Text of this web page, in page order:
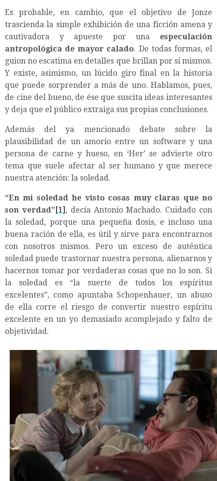
Es probable, en cambio, que el objetivo de Jonze
trascienda la simple exhibición de una ficción amena y
cautivadora y apueste por una especulación
antropológica de mayor calado. De todas formas, el
guion no escatima en detalles que brillan por sí mismos.
Y existe, asimismo, un lúcido giro final en la historia
que puede sorprender a más de uno. Hablamos, pues,
de cine del bueno, de ése que suscita ideas interesantes
y deja que el público extraiga sus propias conclusiones.
Además del ya mencionado debate sobre la
plausibilidad de un amorío entre un software y una
persona de carne y hueso, en ‘Her’ se advierte otro
tema que suele afectar al ser humano y que merece
nuestra atención: la soledad.
“En mi soledad he visto cosas muy claras que no
son verdad”[1], decía Antonio Machado. Cuidado con
la soledad, porque una pequeña dosis, e incluso una
buena ración de ella, es útil y sirve para encontrarnos
con nosotros mismos. Pero un exceso de auténtica
soledad puede trastornar nuestra persona, alienarnos y
hacernos tomar por verdaderas cosas que no lo son. Si
la soledad es “la suerte de todos los espíritus
excelentes”, como apuntaba Schopenhauer, un abuso
de ella corre el riesgo de convertir nuestro espíritu
excelente en un yo demasiado acomplejado y falto de
objetividad.